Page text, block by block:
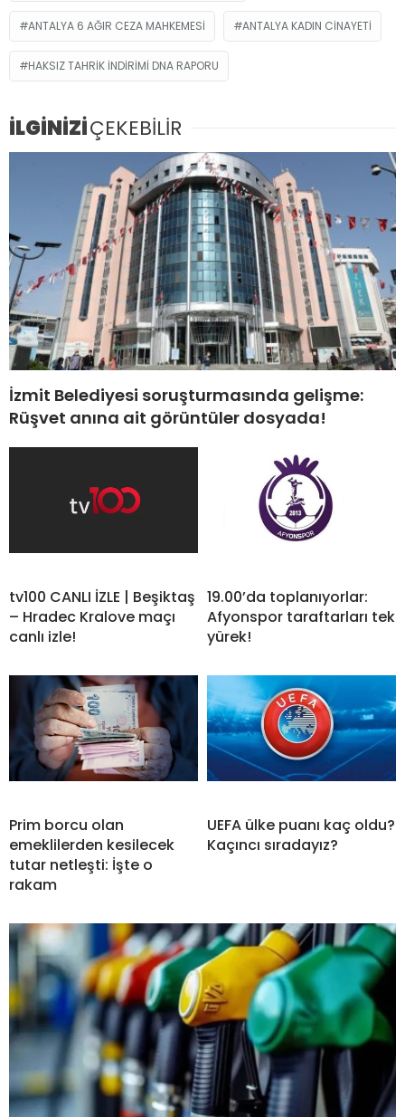
ANTALYA 6 AĞIR CEZA MAHKEMESI ANTALYA KADIN CINAYETI
HAKSIZ TAHRIK INDIRIMI DNA RAPORU
İLGİNİZİÇEKEBİLİR
İzmit Belediyesi soruşturmasında gelişme:
Rüşvet anına ait görüntüler dosyada!
tv100 CANLI İZLE | Beşiktaş
– Hradec Kralove maçı
canlı izle!
19.00’da toplanıyorlar:
Afyonspor taraftarları tek
yürek!
Prim borcu olan
emeklilerden kesilecek
tutar netleşti: İşte o
rakam
UEFA ülke puanı kaç oldu?
Kaçıncı sıradayız?